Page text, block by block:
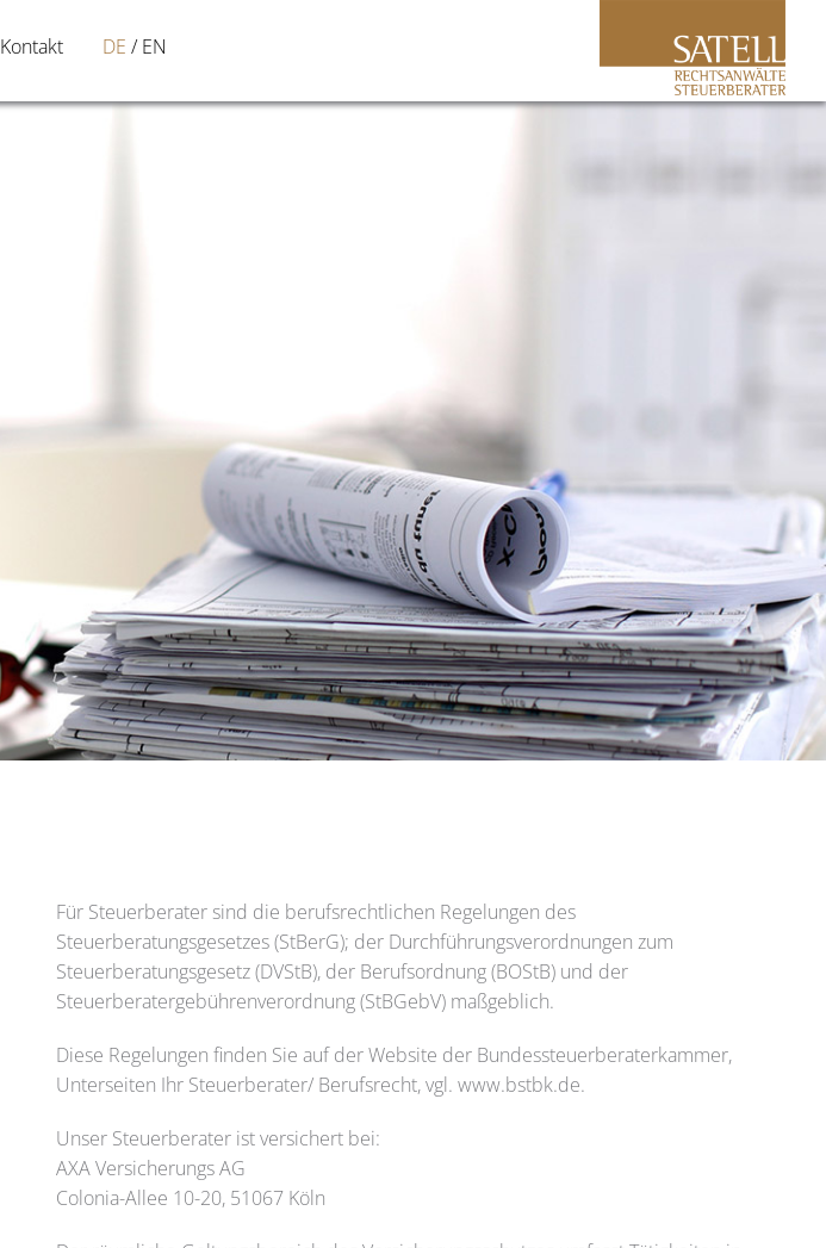
Kontakt DE EN
Für Steuerberater sind die berufsrechtlichen Regelungen des
Steuerberatungsgesetzes (StBerG); der Durchführungsverordnungen zum
Steuerberatungsgesetz (DVStB), der Berufsordnung (BOStB) und der
Steuerberatergebührenverordnung (StBGebV) maßgeblich.
Diese Regelungen finden Sie auf der Website der Bundessteuerberaterkammer,
Unterseiten Ihr Steuerberater/ Berufsrecht, vgl. www.bstbk.de.
Unser Steuerberater ist versichert bei:
AXA Versicherungs AG
Colonia-Allee 10-20, 51067 Köln